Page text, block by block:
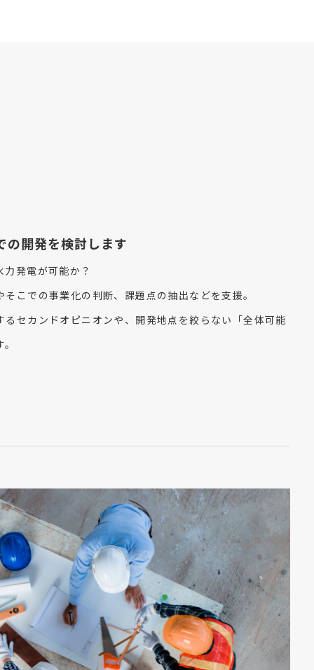
の開発を検討します
発電が可能か？
こでの事業化の判断、課題点の抽出などを支援。
るセカンドオピニオンや、開発地点を絞らない「全体可能